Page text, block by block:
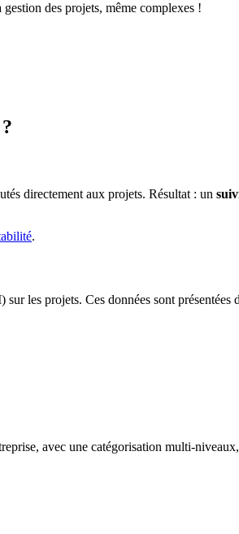
des projets, même complexes !
directement aux projets. Résultat : un
.
sur les projets. Ces données sont présentées
avec une catégorisation multi-